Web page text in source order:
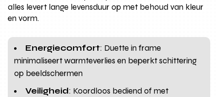
alles levert lange levensduur op met behoud van kleur
en vorm.
Energiecomfort: Duette in frame
minimaliseert warmteverlies en beperkt schittering
op beeldschermen
Veiligheid: Koordloos bediend of met